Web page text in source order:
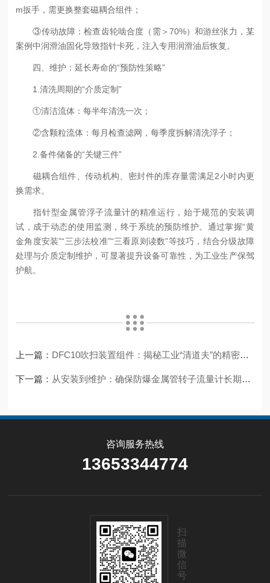
m扳手，需更换整套磁耦合组件；
③传动故障：检查齿轮啮合度（需＞70%）和游丝张力，某
案例中润滑油固化导致指针卡死，注入专用润滑油后恢复。
四、维护：延长寿命的“预防性策略”
1.清洗周期的“介质定制”
①清洁流体：每半年清洗一次；
②含颗粒流体：每月检查滤网，每季度拆解清洗浮子；
2.备件储备的“关键三件”
磁耦合组件、传动机构、密封件的库存量需满足2小时内更
换需求。
指针型金属管浮子流量计的精准运行，始于规范的安装调
试，成于动态的使用监测，终于系统的预防维护。通过掌握“黄
金角度安装”“三步法校准”“三看原则读数”等技巧，结合分级故障
处理与介质定制维护，可显著提升设备可靠性，为工业生产保驾
护航。
上一篇： DFC10吹扫装置组件：揭秘工业“清道夫”的精密内核
下一篇： 从安装到维护：确保防爆金属管转子流量计长期可靠运行的关键步骤
咨询服务热线
13653344774
扫
描
微
信
号